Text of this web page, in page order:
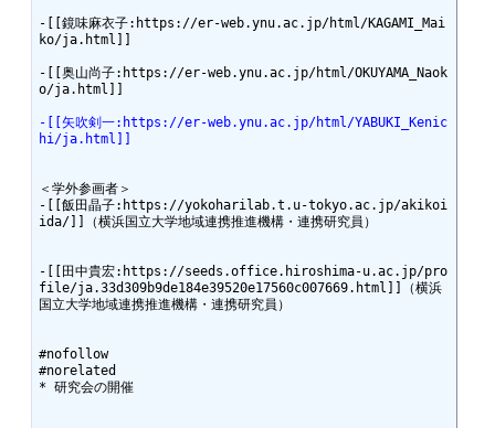
-[[鏡味麻衣子:https://er-web.ynu.ac.jp/html/KAGAMI_Mai
ko/ja.html]]
-[[奥山尚子:https://er-web.ynu.ac.jp/html/OKUYAMA_Naok
o/ja.html]]
-[[矢吹剣一:https://er-web.ynu.ac.jp/html/YABUKI_Kenic
hi/ja.html]]
＜学外参画者＞
-[[飯田晶子:https://yokoharilab.t.u-tokyo.ac.jp/akikoi
ida/]]（横浜国立大学地域連携推進機構・連携研究員）
-[[田中貴宏:https://seeds.office.hiroshima-u.ac.jp/pro
file/ja.33d309b9de184e39520e17560c007669.html]]（横浜
国立大学地域連携推進機構・連携研究員）
#nofollow
#norelated
* 研究会の開催